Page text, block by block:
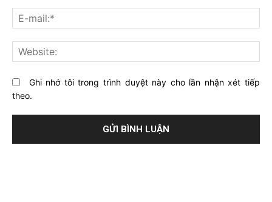
về
bài
viết
này?
Ghi nhớ tôi trong trình duyệt này cho lần nhận xét tiếp
theo.